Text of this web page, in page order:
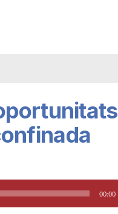
00:00